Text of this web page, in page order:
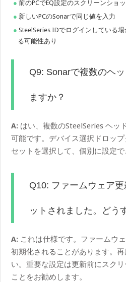
前のPCでEQ設定のスクリーンショ
新しいPCのSonarで同じ値を入力
SteelSeries IDでログインしている
る可能性あり
Q9: Sonarで複数のヘ
ますか？
A: はい、複数のSteelSeries ヘッ
可能です。デバイス選択ドロッ
セットを選択して、個別に設定で
Q10: ファームウェア
ットされました。どう
A: これは仕様です。ファームウ
初期化されることがあります。
い。重要な設定は更新前にスク
ことをお勧めします。